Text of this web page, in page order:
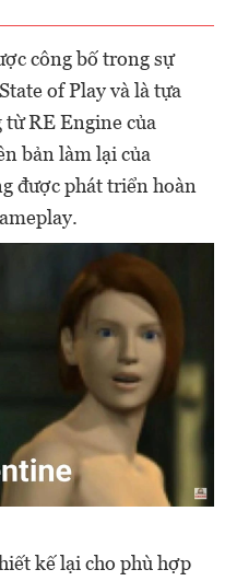
công bố trong sự
of Play và là tựa
từ RE Engine của
bản làm lại của
được phát triển hoàn
kế lại cho phù hợp